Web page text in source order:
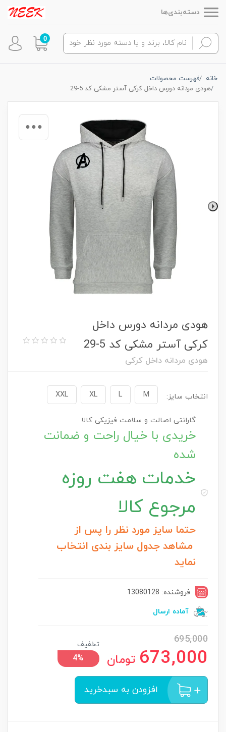
دسته‌بندی‌ها
0
خانه
فهرست محصولات
هودی مردانه دورس داخل کرکی آستر مشکی کد 5-29
هودی مردانه دورس داخل
کرکی آستر مشکی کد 5-29
هودی مردانه داخل کرکی
انتخاب سایز: M
L
XL
XXL
گارانتی اصالت و سلامت فیزیکی کالا
خریدی با خیال راحت و ضمانت
شده
خدمات هفت روزه
مرجوع کالا
حتما سایز مورد نظر را پس از
مشاهد جدول سایز بندی انتخاب
نماید
فروشنده: 13080128
آماده ارسال
695,000
673,000 تومان
تخفیف
4%
افزودن به سبدخرید